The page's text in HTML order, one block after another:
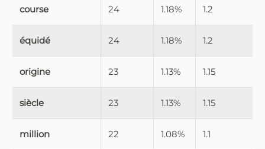
course 24 1.18% 1.2
équidé 24 1.18% 1.2
origine 23 1.13% 1.15
siècle 23 1.13% 1.15
million 22 1.08% 1.1